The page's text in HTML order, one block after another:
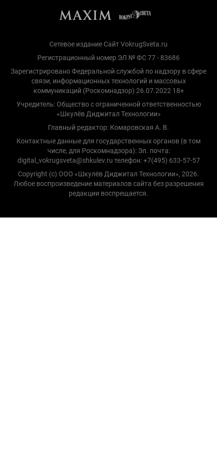
Сетевое издание Сайт VokrugSveta.ru
Регистрационный номер ЭЛ № ФС 77 - 83686
Зарегистрировано Федеральной службой по надзору в сфере
связи, информационных технологий и массовых
коммуникаций (Роскомнадзор) 26.07.2022 18+
Учредитель: Общество с ограниченной ответственностью
«Шкулёв Диджитал Технологии»
Главный редактор: Комаровская А. В.
Контактные данные для государственных органов (в том
числе, для Роскомнадзора): Эл. почта:
digital_vokrugsveta@shkulev.ru телефон: +7(495) 633-57-57
Copyright (с) ООО «Шкулёв Диджитал Технологии», 2026.
Любое воспроизведение материалов сайта без разрешения
редакции воспрещается.